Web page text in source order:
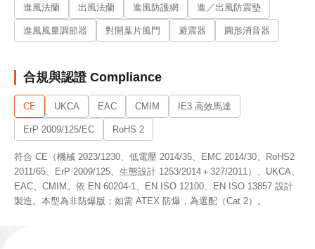
進風法蘭 出風法蘭 進風防護網 進／出風防震墊
進風風量調節器 對開葉片風門 避震器 圓形消音器
合規與認證 Compliance
CE UKCA EAC CMIM IE3 高效馬達
ErP 2009/125/EC RoHS 2
符合 CE（機械 2023/1230、低電壓 2014/35、EMC 2014/30、RoHS2
2011/65、ErP 2009/125、生態設計 1253/2014＋327/2011）、UKCA、
EAC、CMIM。依 EN 60204-1、EN ISO 12100、EN ISO 13857 設計
製造。本型為非防爆版；如需 ATEX 防爆，為選配（Cat 2）。